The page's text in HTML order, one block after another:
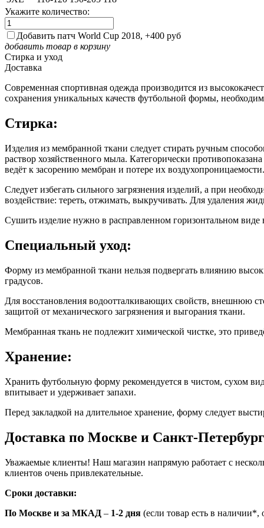
Укажите количество:
Добавить патч World Cup 2018, +400 руб
добавить товар в корзину
Стирка и уход
Доставка
Современная спортивная одежда производится из
сохранения уникальных качеств футбольной формы,
Стирка:
Изделия из мембранной ткани следует стирать ручным
раствор хозяйственного мыла. Категорически
ведёт к засорению мембран и потере их воздухопроницаемости.
Следует избегать сильного загрязнения изделий, а при
воздействие: тереть, отжимать, выкручивать. Для удаления
Сушить изделие нужно в расправленном горизонтальном
Специальный уход:
Форму из мембранной ткани нельзя подвергать влиянию
градусов.
Для восстановления водоотталкивающих свойств, внешнюю
защитой от механического загрязнения и выгорания ткани.
Мембранная ткань не подлежит химической чистке, это
Хранение:
Хранить футбольную форму рекомендуется в чистом, сухом
впитывает и удерживает запахи.
Перед закладкой на длительное хранение, форму следует
Доставка по Москве и Санкт-
Уважаемые клиенты! Наш магазин напрямую работает с
клиентов очень привлекательные.
Сроки доставки:
По Москве и за МКАД – 1-2 дня (если товар есть в наличии*,